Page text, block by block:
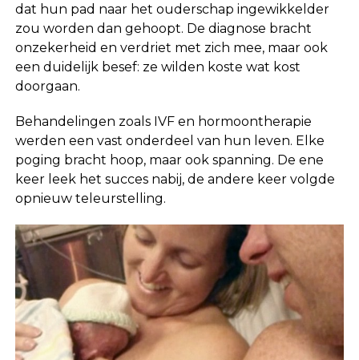
dat hun pad naar het ouderschap ingewikkelder
zou worden dan gehoopt. De diagnose bracht
onzekerheid en verdriet met zich mee, maar ook
een duidelijk besef: ze wilden koste wat kost
doorgaan.
Behandelingen zoals IVF en hormoontherapie
werden een vast onderdeel van hun leven. Elke
poging bracht hoop, maar ook spanning. De ene
keer leek het succes nabij, de andere keer volgde
opnieuw teleurstelling.